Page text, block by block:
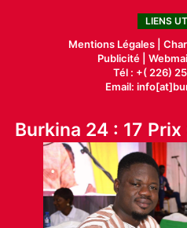
LIENS
Mentions Légales |
Publicité| Webmail
Tél : +( 226)
Email:
Burkina 24 : 17